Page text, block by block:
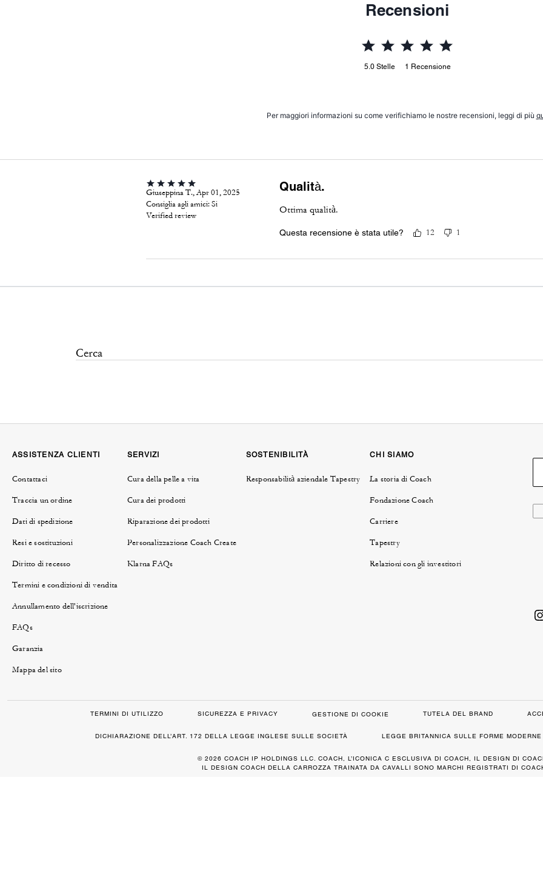
Recensioni
5.0 Stelle 1 Recensione
Per maggiori informazioni su come verifichiamo le nostre recensioni, leggi di più
Giuseppina T., Apr 01, 2025
Consiglia agli amici: Si
Verified review
Qualità.
Ottima qualità.
Questa recensione è stata utile? 12 1
ASSISTENZA CLIENTI
Contattaci
Traccia un ordine
Dati di spedizione
Resi e sostituzioni
Diritto di recesso
Termini e condizioni di vendita
Annullamento dell'iscrizione
FAQs
Garanzia
Mappa del sito
SERVIZI
Cura della pelle a vita
Cura dei prodotti
Riparazione dei prodotti
Personalizzazione Coach Create
Klarna FAQs
SOSTENIBILITÀ
Responsabilità aziendale Tapestry
CHI SIAMO
La storia di Coach
Fondazione Coach
Carriere
Tapestry
Relazioni con gli investitori
TERMINI DI UTILIZZO SICUREZZA E PRIVACY GESTIONE DI COOKIE TUTELA DEL BRAND
DICHIARAZIONE DELL’ART. 172 DELLA LEGGE INGLESE SULLE SOCIETÀ LEGGE BRITANNICA SULLE FORME
© 2026 COACH IP HOLDINGS LLC. COACH, L’ICONICA C ESCLUSIVA DI COACH, IL DESIGN DI
IL DESIGN COACH DELLA CARROZZA TRAINATA DA CAVALLI SONO MARCHI REGISTRATI DI